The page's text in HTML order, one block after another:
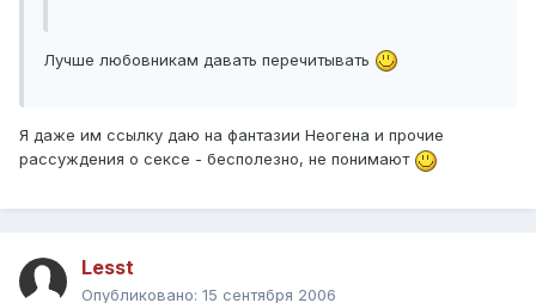
Лучше любовникам давать перечитывать
Я даже им ссылку даю на фантазии Неогена и прочие
рассуждения о сексе - бесполезно, не понимают
Lesst
Опубликовано: 15 сентября 2006